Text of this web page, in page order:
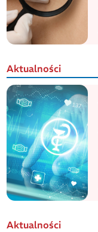
Aktualności
Aktualności